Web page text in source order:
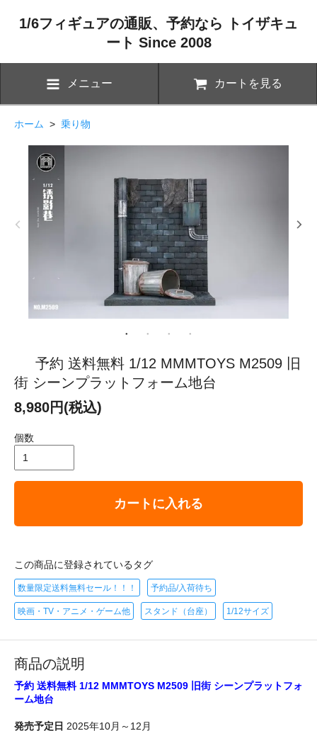
1/6フィギュアの通販、予約なら トイザキュ
ート Since 2008
メニュー カートを見る
ホーム > 乗り物
予約 送料無料 1/12 MMMTOYS M2509 旧
街 シーンプラットフォーム地台
8,980円(税込)
個数
カートに入れる
この商品に登録されているタグ
数量限定送料無料セール！！！ 予約品/入荷待ち
映画・TV・アニメ・ゲーム他 スタンド（台座） 1/12サイズ
商品の説明
予約 送料無料 1/12 MMMTOYS M2509 旧街 シーンプラットフォ
ーム地台
発売予定日 2025年10月～12月